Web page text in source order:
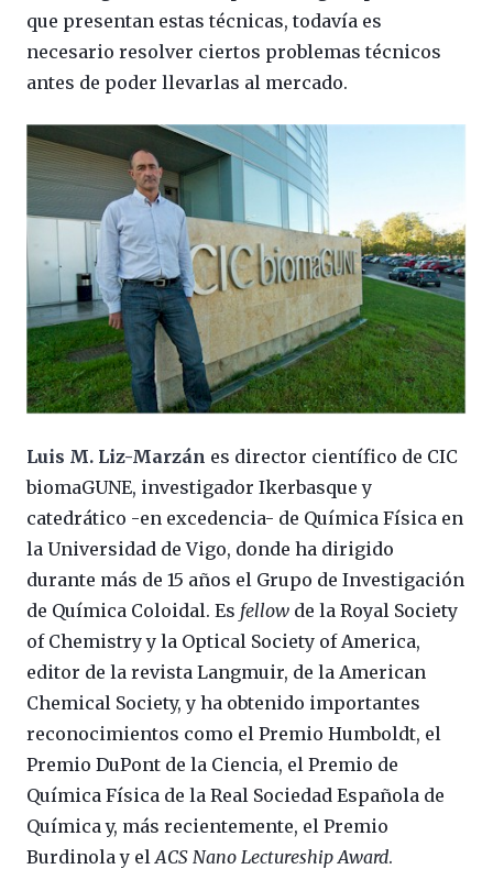
que presentan estas técnicas, todavía es
necesario resolver ciertos problemas técnicos
antes de poder llevarlas al mercado.
Luis M. Liz-Marzán es director científico de CIC
biomaGUNE, investigador Ikerbasque y
catedrático -en excedencia- de Química Física en
la Universidad de Vigo, donde ha dirigido
durante más de 15 años el Grupo de Investigación
de Química Coloidal. Es fellow de la Royal Society
of Chemistry y la Optical Society of America,
editor de la revista Langmuir, de la American
Chemical Society, y ha obtenido importantes
reconocimientos como el Premio Humboldt, el
Premio DuPont de la Ciencia, el Premio de
Química Física de la Real Sociedad Española de
Química y, más recientemente, el Premio
Burdinola y el ACS Nano Lectureship Award.